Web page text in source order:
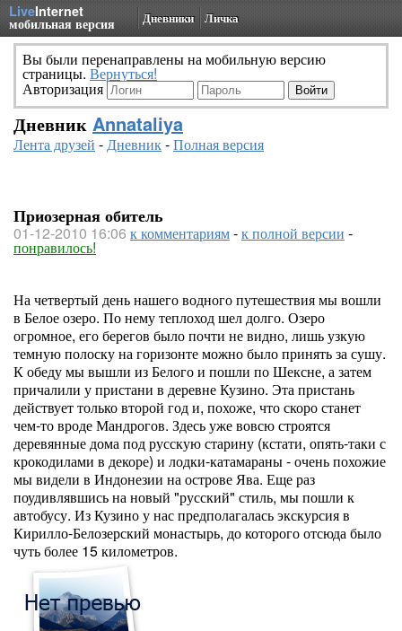
LiveInternet
мобильная версия Дневники Личка
Вы были перенаправлены на мобильную версию
страницы. Вернуться!
Авторизация
Дневник Annataliya
Лента друзей -Дневник-Полная версия
Приозерная обитель
01-12-2010 16:06 к комментариям-к полной версии -
понравилось!
На четвертый день нашего водного путешествия мы вошли
в Белое озеро. По нему теплоход шел долго. Озеро
огромное, его берегов было почти не видно, лишь узкую
темную полоску на горизонте можно было принять за сушу.
К обеду мы вышли из Белого и пошли по Шексне, а затем
причалили у пристани в деревне Кузино. Эта пристань
действует только второй год и, похоже, что скоро станет
чем-то вроде Мандрогов. Здесь уже вовсю строятся
деревянные дома под русскую старину (кстати, опять-таки с
крокодилами в декоре) и лодки-катамараны - очень похожие
мы видели в Индонезии на острове Ява. Еще раз
поудивлявшись на новый "русский" стиль, мы пошли к
автобусу. Из Кузино у нас предполагалась экскурсия в
Кирилло-Белозерский монастырь, до которого отсюда было
чуть более 15 километров.